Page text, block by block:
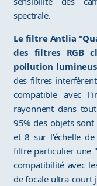
spectrale.
Le filtre Antlia
des filtres RGB
pollution
des filtres
compatible avec
rayonnent dans
95% des objets
et 8 sur l'échelle
filtre particulier une
compatibilité avec
de focale ultra-court